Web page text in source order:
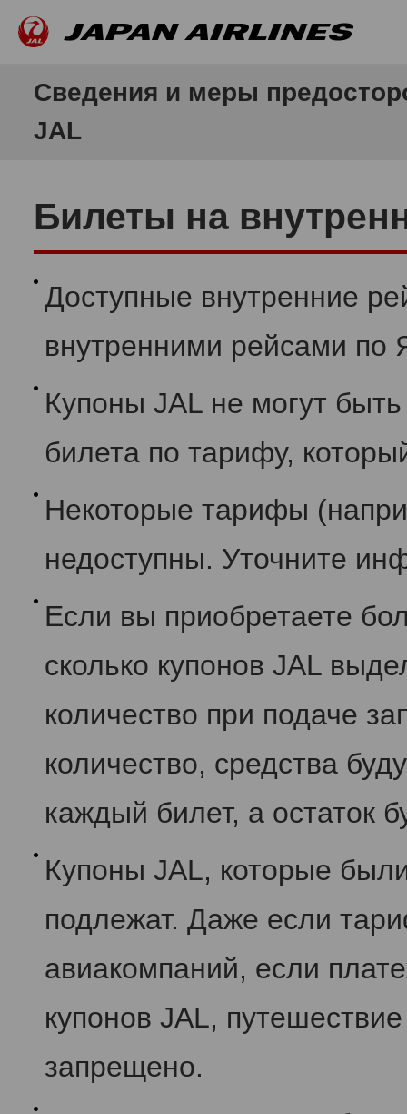
Сведения и меры
JAL
Билеты на
Доступные внутренние
внутренними рейсами
Купоны JAL не могут
билета по тарифу,
Некоторые тарифы
недоступны. Уточните
Если вы приобретаете
сколько купонов JAL
количество при подаче
количество, средства
каждый билет, а остаток
Купоны JAL, которые
подлежат. Даже если
авиакомпаний, если
купонов JAL,
запрещено.